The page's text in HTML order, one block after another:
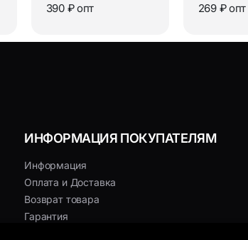
390 ₽опт 269 ₽опт
ИНФОРМАЦИЯ ПОКУПАТЕЛЯМ
Информация
Оплата и Доставка
Возврат товара
Гарантия